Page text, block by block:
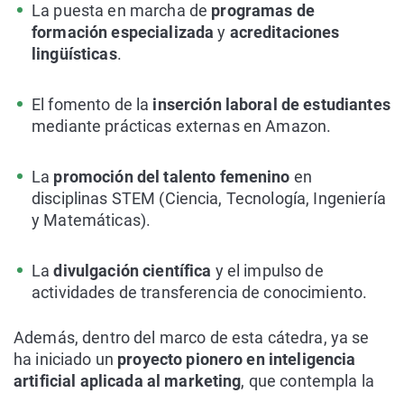
La puesta en marcha de programas de
formación especializaday acreditaciones
lingüísticas.
El fomento de la inserción laboral de estudiantes
mediante prácticas externas en Amazon.
La promoción del talento femenino en
disciplinas STEM (Ciencia, Tecnología, Ingeniería
y Matemáticas).
Ladivulgación científica y el impulso de
actividades de transferencia de conocimiento.
Además, dentro del marco de esta cátedra, ya se
ha iniciado un proyecto pionero en inteligencia
artificial aplicada al marketing, que contempla la